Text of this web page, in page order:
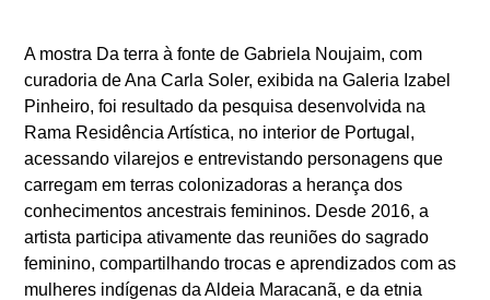
A mostra Da terra à fonte de Gabriela Noujaim, com
curadoria de Ana Carla Soler, exibida na Galeria Izabel
Pinheiro, foi resultado da pesquisa desenvolvida na
Rama Residência Artística, no interior de Portugal,
acessando vilarejos e entrevistando personagens que
carregam em terras colonizadoras a herança dos
conhecimentos ancestrais femininos. Desde 2016, a
artista participa ativamente das reuniões do sagrado
feminino, compartilhando trocas e aprendizados com as
mulheres indígenas da Aldeia Maracanã, e da etnia